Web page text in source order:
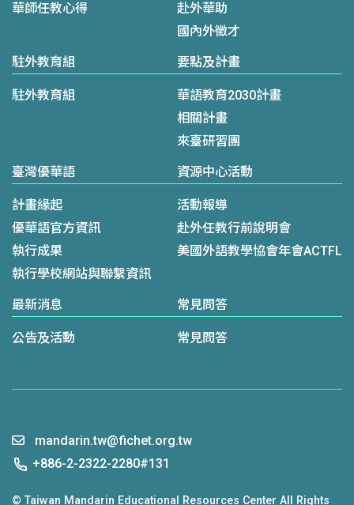
華師任教心得
赴外華助
國內外徵才
駐外教育組
駐外教育組
要點及計畫
華語教育2030計畫
相關計畫
來臺研習團
臺灣優華語
計畫緣起
優華語官方資訊
執行成果
執行學校網站與聯繫資訊
資源中心活動
活動報導
赴外任教行前說明會
美國外語教學協會年會ACTFL
最新消息
公告及活動
常見問答
常見問答
mandarin.tw@fichet.org.tw
+886-2-2322-2280#131
© Taiwan Mandarin Educational Resources Center All Rights